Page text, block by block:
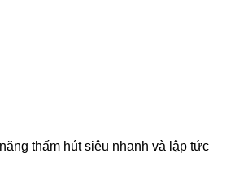
thấm hút siêu nhanh và lập tức